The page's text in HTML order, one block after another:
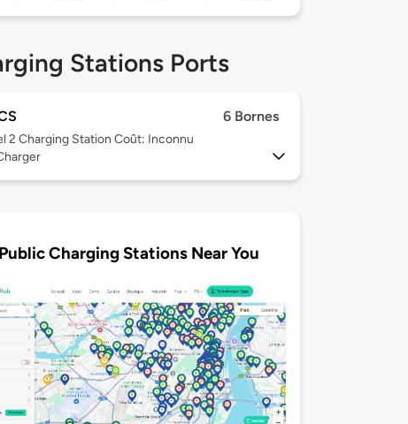
Stations Ports
6 Bornes
2 Charging Station Coût: Inconnu
Charging Stations Near You